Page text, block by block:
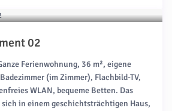
02
Ferienwohnung, 36 m², eigene
(im Zimmer), Flachbild-TV,
WLAN, bequeme Betten. Das
in einem geschichtsträchtigen Haus,